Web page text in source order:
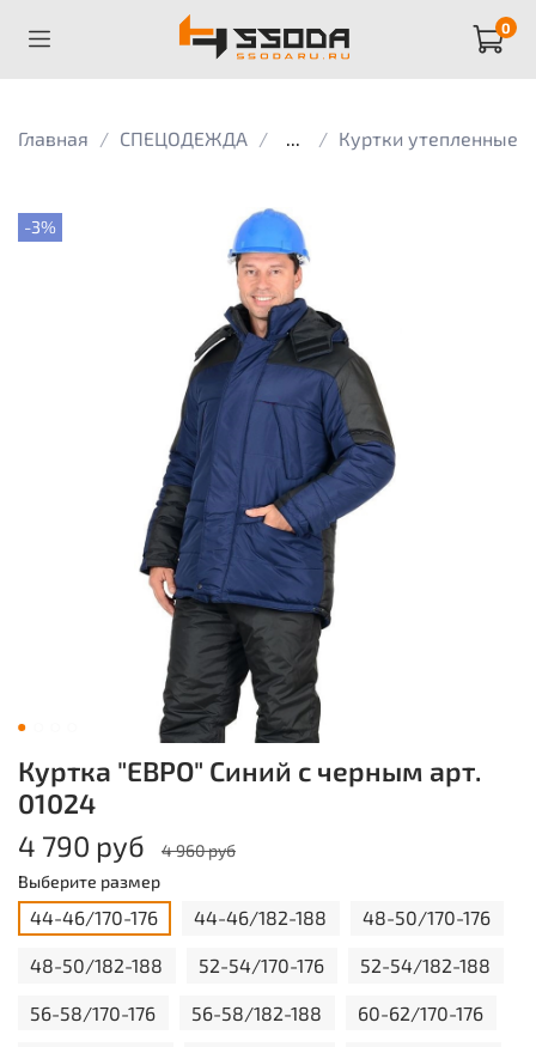
0
Главная СПЕЦОДЕЖДА ... Куртки утепленные
-3%
Куртка "ЕВРО" Синий с черным арт.
01024
4 790 руб
4 960 руб
Выберите размер
44-46/170-176 44-46/182-188 48-50/170-176
48-50/182-188 52-54/170-176 52-54/182-188
56-58/170-176 56-58/182-188 60-62/170-176